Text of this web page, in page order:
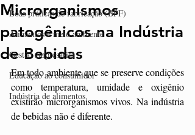
Boas práticas de fabricação (BPF)
Alimentos e meio ambiente
Gestão empresarial
Educação ao consumidor
Indústria de alimentos
Microrganismos
patogênicos na Indústria
de Bebidas
Em todo ambiente que se preserve condições
como temperatura, umidade e oxigênio
existirão microrganismos vivos. Na indústria
de bebidas não é diferente.